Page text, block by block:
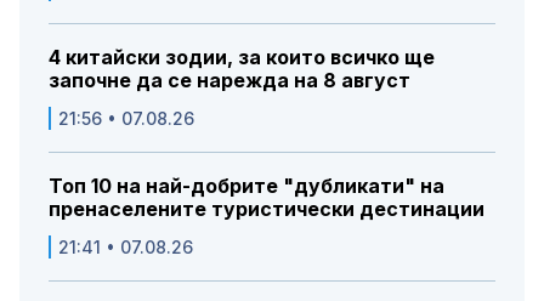
4 китайски зодии, за които всичко ще
започне да се нарежда на 8 август
21:56 • 07.08.26
Топ 10 на най-добрите "дубликати" на
пренаселените туристически дестинации
21:41 • 07.08.26